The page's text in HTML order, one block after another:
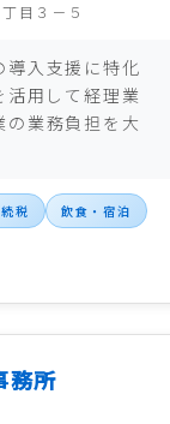
目３－５
導入支援に特化
活用して経理業
業務負担を大
税
飲食・宿泊
務所